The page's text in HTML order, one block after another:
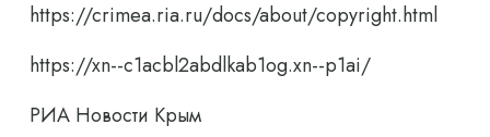
https://crimea.ria.ru/docs/about/copyright.html
https://xn--c1acbl2abdlkab1og.xn--p1ai/
РИА Новости Крым